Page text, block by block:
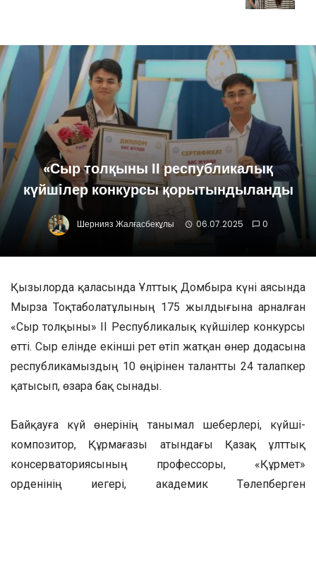
«Сыр толқыны ІІ республикалық
күйшілер конкурсы қорытындыланды
Шернияз Жалғасбекұлы 06.07.2025 0
Қызылорда қаласында Ұлттық Домбыра күні аясында
Мырза Тоқтаболатұлының 175 жылдығына арналған
«Сыр толқыны» II Республикалық күйшілер конкурсы
өтті. Сыр елінде екінші рет өтіп жатқан өнер додасына
республикамыздың 10 өңірінен талантты 24 талапкер
қатысып, өзара бақ сынады.
Байқауға күй өнерінің танымал шеберлері, күйші-
композитор, Құрмағазы атындағы Қазақ ұлттық
консерваториясының профессоры, «Құрмет»
орденінің иегері, академик Төлепберген